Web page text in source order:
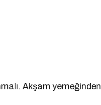
Akşam yemeğinden